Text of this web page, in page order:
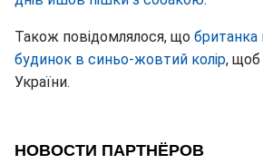
Також повідомлялося, що британка
будинок в синьо-жовтий колір, щоб
України.